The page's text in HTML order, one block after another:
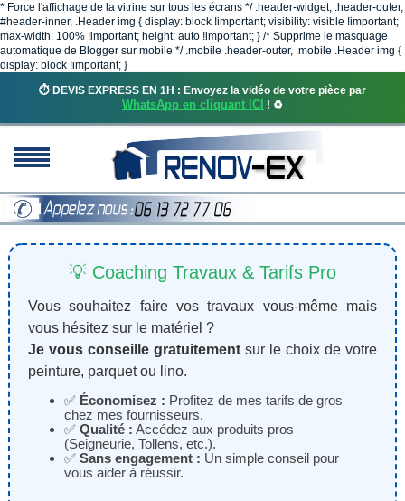
* Force l'affichage de la vitrine sur tous les écrans */ .header-widget, .header-outer,
#header-inner, .Header img { display: block !important; visibility: visible !important;
max-width: 100% !important; height: auto !important; } /* Supprime le masquage
automatique de Blogger sur mobile */ .mobile .header-outer, .mobile .Header img {
display: block !important; }
⏱️ DEVIS EXPRESS EN 1H : Envoyez la vidéo de votre pièce par
WhatsApp en cliquant ICI ! ♻️
💡 Coaching Travaux & Tarifs Pro
Vous souhaitez faire vos travaux vous-même mais
vous hésitez sur le matériel ?
Je vous conseille gratuitementsur le choix de votre
peinture, parquet ou lino.
✅ Économisez : Profitez de mes tarifs de gros
chez mes fournisseurs.
✅ Qualité : Accédez aux produits pros
(Seigneurie, Tollens, etc.).
✅ Sans engagement : Un simple conseil pour
vous aider à réussir.